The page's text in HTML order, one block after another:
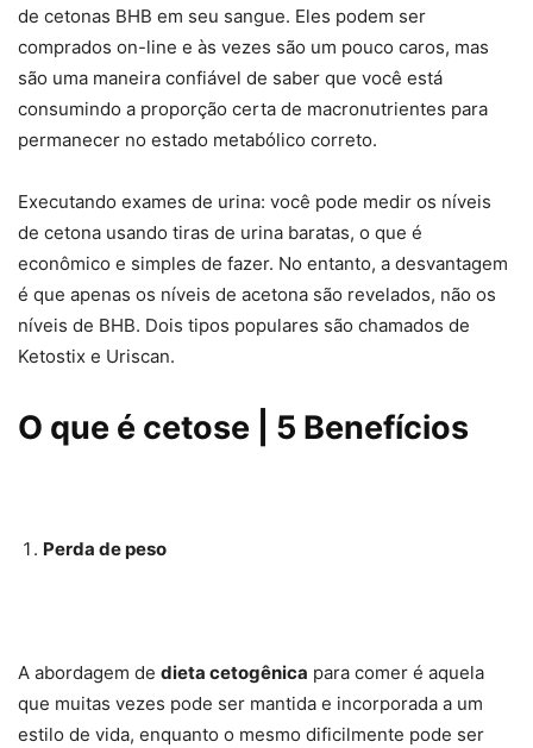
de cetonas BHB em seu sangue. Eles podem ser
comprados on-line e às vezes são um pouco caros, mas
são uma maneira confiável de saber que você está
consumindo a proporção certa de macronutrientes para
permanecer no estado metabólico correto.
Executando exames de urina: você pode medir os níveis
de cetona usando tiras de urina baratas, o que é
econômico e simples de fazer. No entanto, a desvantagem
é que apenas os níveis de acetona são revelados, não os
níveis de BHB. Dois tipos populares são chamados de
Ketostix e Uriscan.
O que é cetose | 5 Benefícios
Perda de peso
A abordagem de dieta cetogênica para comer é aquela
que muitas vezes pode ser mantida e incorporada a um
estilo de vida, enquanto o mesmo dificilmente pode ser